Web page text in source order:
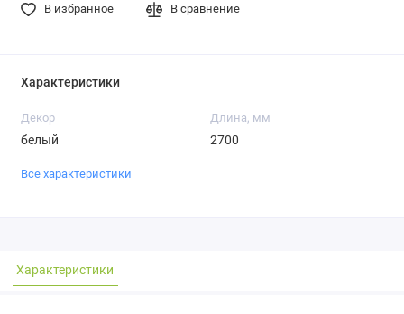
В избранное В сравнение
Характеристики
Декор
белый
Длина, мм
2700
Все характеристики
Характеристики